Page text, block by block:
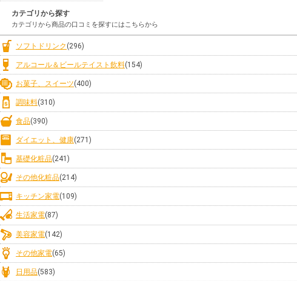
カテゴリから探す
カテゴリから商品の口コミを探すにはこちらから
ソフトドリンク (296)
アルコール＆ビールテイスト飲料(154)
お菓子、スイーツ(400)
調味料(310)
食品(390)
ダイエット、健康(271)
基礎化粧品(241)
その他化粧品(214)
キッチン家電(109)
生活家電(87)
美容家電(142)
その他家電(65)
日用品(583)